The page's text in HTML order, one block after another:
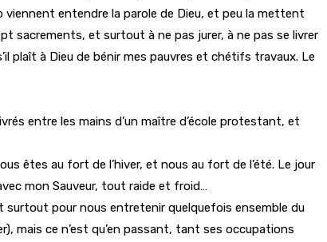
viennent entendre la parole de Dieu, et peu la mettent
sacrements, et surtout à ne pas jurer, à ne pas se livrer
plaît à Dieu de bénir mes pauvres et chétifs travaux. Le
entre les mains d’un maître d’école protestant, et
êtes au fort de l’hiver, et nous au fort de l’été. Le jour
mon Sauveur, tout raide et froid…
surtout pour nous entretenir quelquefois ensemble du
mais ce n’est qu’en passant, tant ses occupations